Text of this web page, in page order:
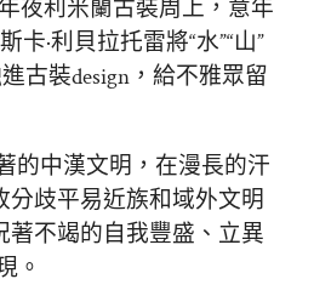
夜利米蘭古裝周上，意年
卡·利貝拉托雷將“水”“山”
古裝design，給不雅眾留
的中漢文明，在漫長的汗
分歧平易近族和域外文明
著不竭的自我豐盛、立異
。